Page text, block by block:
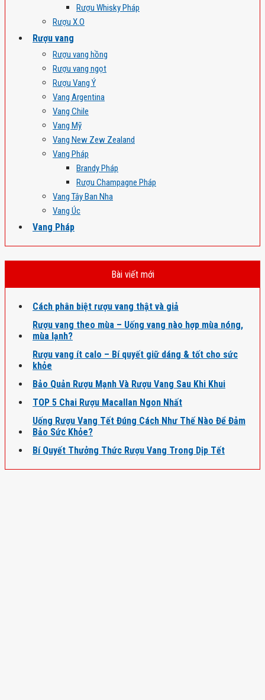
Rượu Whisky Pháp
Rượu X.O
Rượu vang
Rượu vang hồng
Rượu vang ngọt
Rượu Vang Ý
Vang Argentina
Vang Chile
Vang Mỹ
Vang New Zew Zealand
Vang Pháp
Brandy Pháp
Rượu Champagne Pháp
Vang Tây Ban Nha
Vang Úc
Vang Pháp
Bài viết mới
Cách phân biệt rượu vang thật và giả
Rượu vang theo mùa – Uống vang nào hợp mùa nóng,
mùa lạnh?
Rượu vang ít calo – Bí quyết giữ dáng & tốt cho sức
khỏe
Bảo Quản Rượu Mạnh Và Rượu Vang Sau Khi Khui
TOP 5 Chai Rượu Macallan Ngon Nhất
Uống Rượu Vang Tết Đúng Cách Như Thế Nào Để Đảm
Bảo Sức Khỏe?
Bí Quyết Thưởng Thức Rượu Vang Trong Dịp Tết